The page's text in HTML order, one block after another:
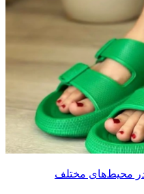
در محیط‌های مختلف